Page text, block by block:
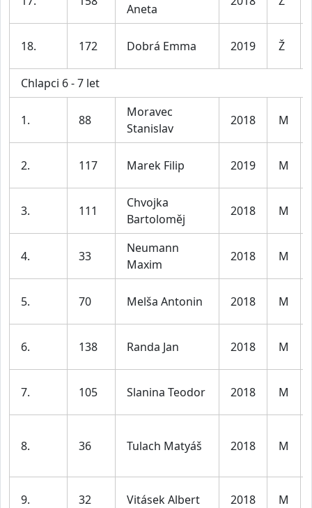
Aneta
18. 172 Dobrá Emma 2019 Ž
Chlapci 6 - 7 let
1. 88
Moravec
Stanislav
2018 M
2. 117 Marek Filip 2019 M
3. 111
Chvojka
Bartoloměj
2018 M
4. 33
Neumann
Maxim
2018 M
5. 70 Melša Antonin 2018 M
6. 138 Randa Jan 2018 M
7. 105 Slanina Teodor 2018 M
8. 36 Tulach Matyáš 2018 M
9. 32 Vitásek Albert 2018 M